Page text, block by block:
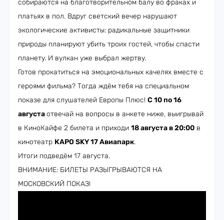
собираются на благотворительном балу во фраках и
платьях в пол. Вдруг светский вечер нарушают
экологические активисты: радикальные защитники
природы планируют убить троих гостей, чтобы спасти
планету. И вулкан уже выбрал жертву.
Готов прокатиться на эмоциональных качелях вместе с
героями фильма? Тогда ждём тебя на специальном
показе для слушателей Европы Плюс! С 10 по 16
августаотвечай на вопросы в анкете ниже, выигрывай
в КиноКайфе 2 билета и приходи 18 августа в 20:00 в
кинотеатр КАРО SKY 17 Авиапарк.
Итоги подведём 17 августа.
ВНИМАНИЕ: БИЛЕТЫ РАЗЫГРЫВАЮТСЯ НА
МОСКОВСКИЙ ПОКАЗ!